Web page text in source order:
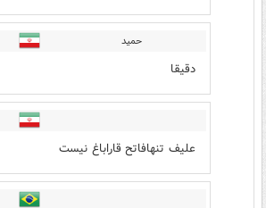
حمید
دقیقا
علیف تنهافاتح قاراباغ نیست